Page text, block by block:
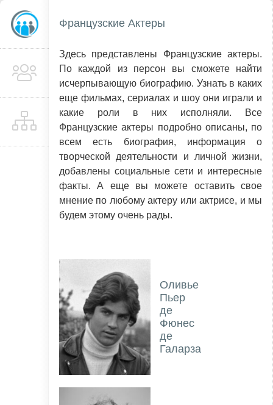
Французские Актеры
Здесь представлены Французские актеры.
По каждой из персон вы сможете найти
исчерпывающую биографию. Узнать в каких
еще фильмах, сериалах и шоу они играли и
какие роли в них исполняли. Все
Французские актеры подробно описаны, по
всем есть биография, информация о
творческой деятельности и личной жизни,
добавлены социальные сети и интересные
факты. А еще вы можете оставить свое
мнение по любому актеру или актрисе, и мы
будем этому очень рады.
Оливье
Пьер
де
Фюнес
де
Галарза